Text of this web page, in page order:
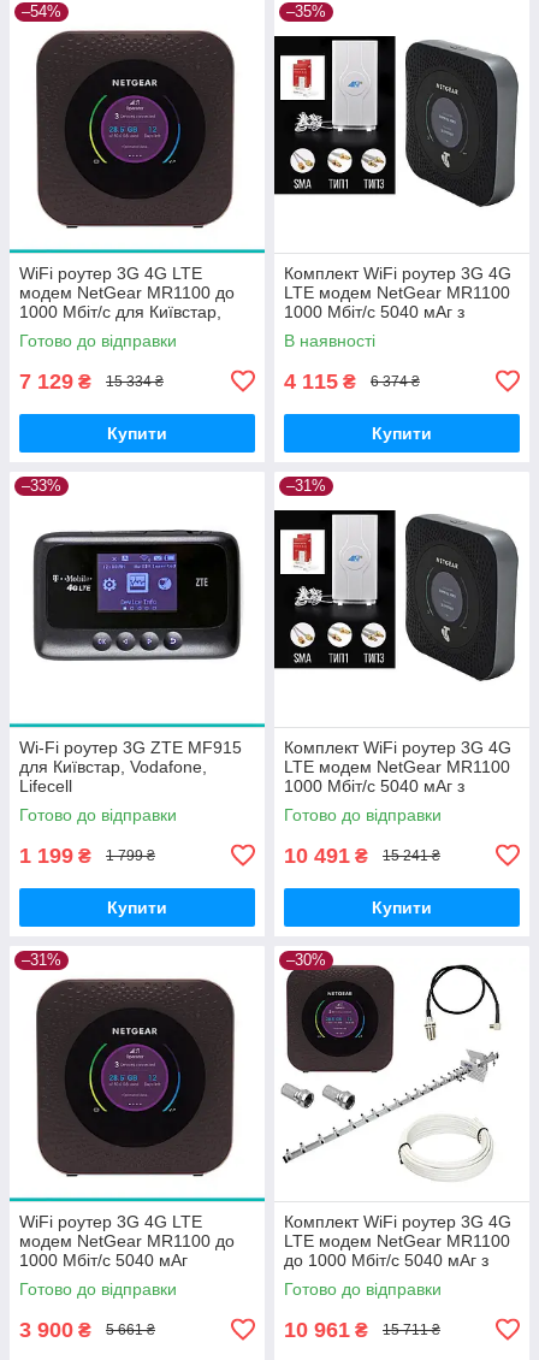
–54%
WiFi роутер 3G 4G LTE
модем NetGear MR1100 до
1000 Мбіт/с для Київстар,
Vodafone, Lifecell 12 міс
гарантії
Готово до відправки
7 129 ₴ 15 334 ₴
Купити
–35%
Комплект WiFi роутер 3G 4G
LTE модем NetGear MR1100
1000 Мбіт/с 5040 мАг з
панельною антеною MIMO
2x9 дБі Б/В
В наявності
4 115 ₴ 6 374 ₴
Купити
–33%
Wi-Fi роутер 3G ZTE MF915
для Київстар, Vodafone,
Lifecell
Готово до відправки
1 199 ₴ 1 799 ₴
Купити
–31%
Комплект WiFi роутер 3G 4G
LTE модем NetGear MR1100
1000 Мбіт/с 5040 мАг з
панельною антеною MIMO
2x9 дБі
Готово до відправки
10 491 ₴ 15 241 ₴
Купити
–31%
WiFi роутер 3G 4G LTE
модем NetGear MR1100 до
1000 Мбіт/с 5040 мАг
(батарея нова) для усіх
операторів Б/В
Готово до відправки
3 900 ₴ 5 661 ₴
–30%
Комплект WiFi роутер 3G 4G
LTE модем NetGear MR1100
до 1000 Мбіт/с 5040 мАг з
антеною RNet Стріла-2 20
дБі
Готово до відправки
10 961 ₴ 15 711 ₴